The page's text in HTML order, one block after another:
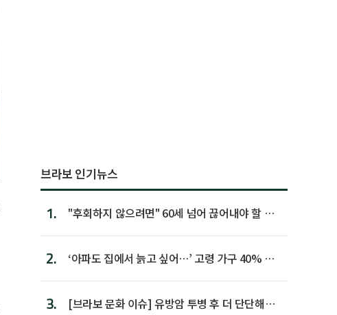
브라보 인기뉴스
1.
"후회하지 않으려면" 60세 넘어 끊어내야 할 사
2.
‘아파도 집에서 늙고 싶어…’ 고령 가구 40% 노
3.
[브라보 문화 이슈] 유방암 투병 후 더 단단해진